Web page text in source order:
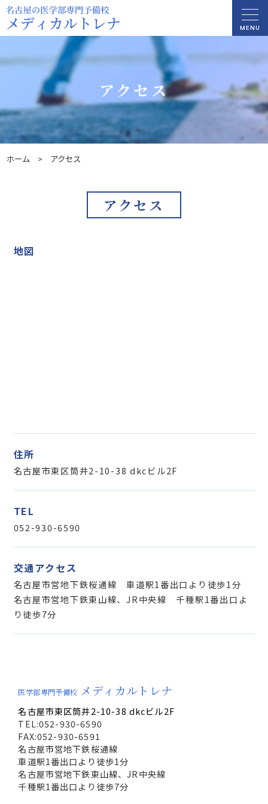
ホーム > アクセス
アクセス
アクセス
地図
住所
名古屋市東区筒井2-10-38 dkcビル2F
TEL
052-930-6590
交通アクセス
名古屋市営地下鉄桜通線 車道駅1番出口より徒歩1分
名古屋市営地下鉄東山線、JR中央線 千種駅1番出口よ
り徒歩7分
医学部専門予備校 メディカルトレナ
名古屋市東区筒井2-10-38 dkcビル2F
TEL:052-930-6590
FAX:052-930-6591
名古屋市営地下鉄桜通線
車道駅1番出口より徒歩1分
名古屋市営地下鉄東山線、JR中央線
千種駅1番出口より徒歩7分
MENU